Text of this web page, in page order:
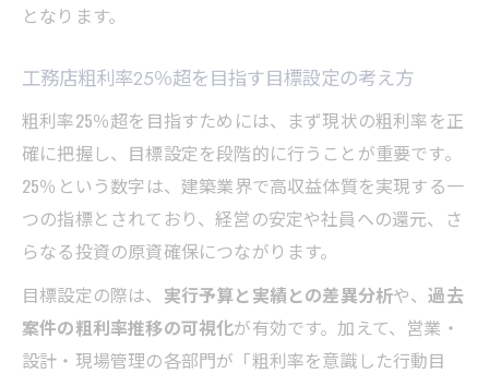
となります。
工務店粗利率25％超を目指す目標設定の考え方
粗利率25％超を目指すためには、まず現状の粗利率を正
確に把握し、目標設定を段階的に行うことが重要です。
25％という数字は、建築業界で高収益体質を実現する一
つの指標とされており、経営の安定や社員への還元、さ
らなる投資の原資確保につながります。
目標設定の際は、 実行予算と実績との差異分析や、過去
案件の粗利率推移の可視化が有効です。加えて、営業・
設計・現場管理の各部門が「粗利率を意識した行動目